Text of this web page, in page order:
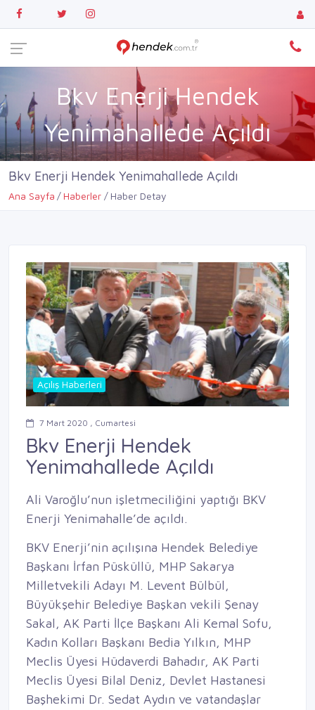
Bkv Enerji Hendek
Yenimahallede Açıldı
Bkv Enerji Hendek Yenimahallede Açıldı
Ana Sayfa Haberler Haber Detay
Açılış Haberleri
7 Mart 2020 , Cumartesi
Bkv Enerji Hendek
Yenimahallede Açıldı
Ali Varoğlu’nun işletmeciliğini yaptığı BKV
Enerji Yenimahalle’de açıldı.
BKV Enerji’nin açılışına Hendek Belediye
Başkanı İrfan Püsküllü, MHP Sakarya
Milletvekili Adayı M. Levent Bülbül,
Büyükşehir Belediye Başkan vekili Şenay
Sakal, AK Parti İlçe Başkanı Ali Kemal Sofu,
Kadın Kolları Başkanı Bedia Yılkın, MHP
Meclis Üyesi Hüdaverdi Bahadır, AK Parti
Meclis Üyesi Bilal Deniz, Devlet Hastanesi
Başhekimi Dr. Sedat Aydın ve vatandaşlar